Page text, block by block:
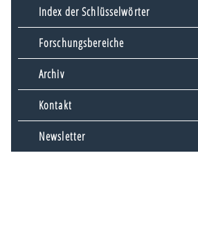
Index der Schlüsselwörter
Forschungsbereiche
Archiv
Kontakt
Newsletter